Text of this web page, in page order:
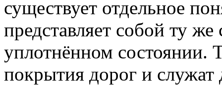
существует отдельное
представляет собой ту
уплотнённом состоянии.
покрытия дорог и служат